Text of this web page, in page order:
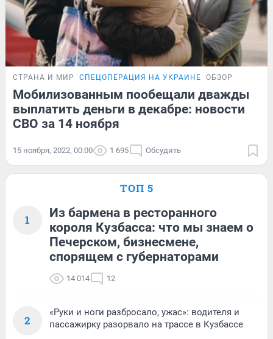
СТРАНА И МИР СПЕЦОПЕРАЦИЯ НА УКРАИНЕ ОБЗОР
Мобилизованным пообещали дважды
выплатить деньги в декабре: новости
СВО за 14 ноября
15 ноября, 2022, 00:00 1 695 Обсудить
ТОП 5
1
Из бармена в ресторанного
короля Кузбасса: что мы знаем о
Печерском, бизнесмене,
спорящем с губернаторами
14 014 12
2
«Руки и ноги разбросало, ужас»: водителя и
пассажирку разорвало на трассе в Кузбассе